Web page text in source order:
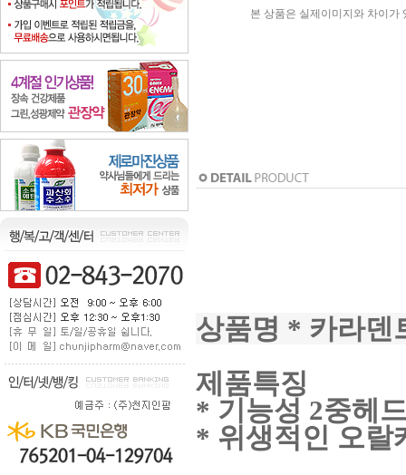
본 상품은 실제이미지와 차이가
상품명 * 카라덴
제품특징
* 기능성 2중헤
* 위생적인 오랄